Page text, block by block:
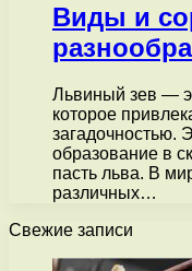
Виды и
Львиный зев —
которое
загадочностью.
образование в
пасть льва. В
различных…
Свежие записи